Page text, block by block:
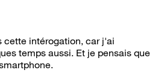
cette intérogation, car j'ai
temps aussi. Et je pensais que